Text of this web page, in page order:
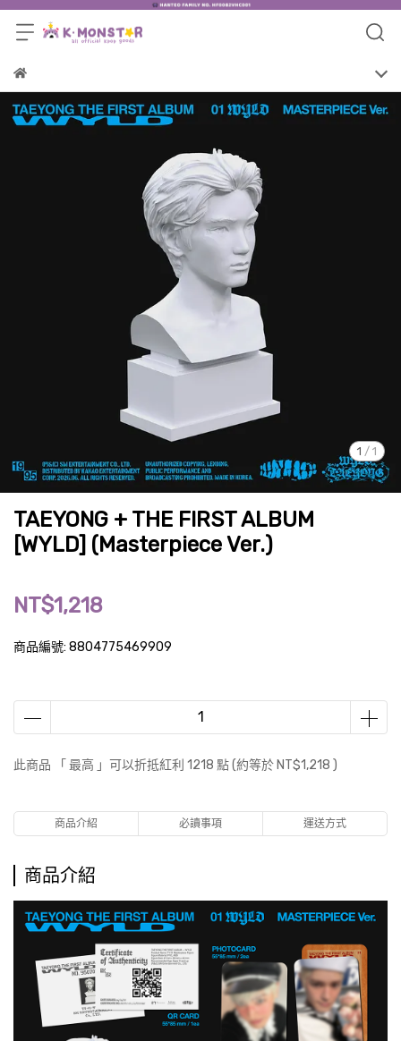
1 / 1
TAEYONG + THE FIRST ALBUM
[WYLD] (Masterpiece Ver.)
NT$1,218
商品編號: 8804775469909
此商品 「 最高 」可以折抵紅利 1218 點 (約等於 NT$1,218 )
商品介紹 必讀事項 運送方式
商品介紹